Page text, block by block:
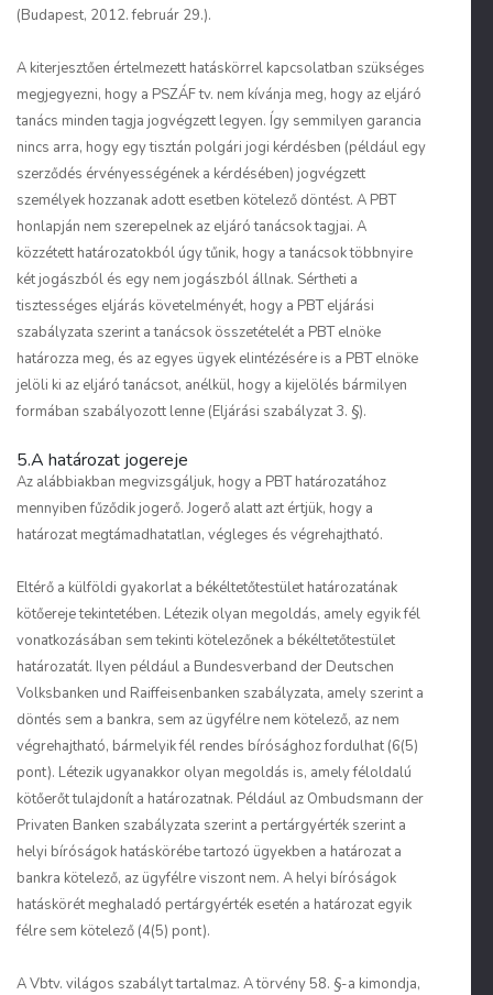
(Budapest, 2012. február 29.).
A kiterjesztően értelmezett hatáskörrel kapcsolatban szükséges
megjegyezni, hogy a PSZÁF tv. nem kívánja meg, hogy az eljáró
tanács minden tagja jogvégzett legyen. Így semmilyen garancia
nincs arra, hogy egy tisztán polgári jogi kérdésben (például egy
szerződés érvényességének a kérdésében) jogvégzett
személyek hozzanak adott esetben kötelező döntést. A PBT
honlapján nem szerepelnek az eljáró tanácsok tagjai. A
közzétett határozatokból úgy tűnik, hogy a tanácsok többnyire
két jogászból és egy nem jogászból állnak. Sértheti a
tisztességes eljárás követelményét, hogy a PBT eljárási
szabályzata szerint a tanácsok összetételét a PBT elnöke
határozza meg, és az egyes ügyek elintézésére is a PBT elnöke
jelöli ki az eljáró tanácsot, anélkül, hogy a kijelölés bármilyen
formában szabályozott lenne (Eljárási szabályzat 3. §).
5.A határozat jogereje
Az alábbiakban megvizsgáljuk, hogy a PBT határozatához
mennyiben fűződik jogerő. Jogerő alatt azt értjük, hogy a
határozat megtámadhatatlan, végleges és végrehajtható.
Eltérő a külföldi gyakorlat a békéltetőtestület határozatának
kötőereje tekintetében. Létezik olyan megoldás, amely egyik fél
vonatkozásában sem tekinti kötelezőnek a békéltetőtestület
határozatát. Ilyen például a Bundesverband der Deutschen
Volksbanken und Raiffeisenbanken szabályzata, amely szerint a
döntés sem a bankra, sem az ügyfélre nem kötelező, az nem
végrehajtható, bármelyik fél rendes bírósághoz fordulhat (6(5)
pont). Létezik ugyanakkor olyan megoldás is, amely féloldalú
kötőerőt tulajdonít a határozatnak. Például az Ombudsmann der
Privaten Banken szabályzata szerint a pertárgyérték szerint a
helyi bíróságok hatáskörébe tartozó ügyekben a határozat a
bankra kötelező, az ügyfélre viszont nem. A helyi bíróságok
hatáskörét meghaladó pertárgyérték esetén a határozat egyik
félre sem kötelező (4(5) pont).
A Vbtv. világos szabályt tartalmaz. A törvény 58. §-a kimondja,